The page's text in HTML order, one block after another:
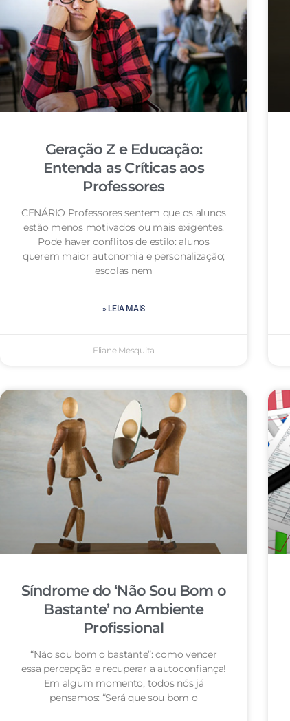
Geração Z e Educação:
Entenda as Críticas aos
Professores
CENÁRIO Professores sentem que os alunos
estão menos motivados ou mais exigentes.
Pode haver conflitos de estilo: alunos
querem maior autonomia e personalização;
escolas nem
» LEIA MAIS
Eliane Mesquita
Síndrome do ‘Não Sou Bom o
Bastante’ no Ambiente
Profissional
“Não sou bom o bastante”: como vencer
essa percepção e recuperar a autoconfiança!
Em algum momento, todos nós já
pensamos: “Será que sou bom o